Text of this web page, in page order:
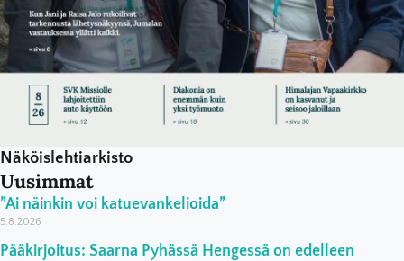
Näköislehtiarkisto
Uusimmat
”Ai näinkin voi katuevankelioida”
5.8.2026
Pääkirjoitus: Saarna Pyhässä Hengessä on edelleen